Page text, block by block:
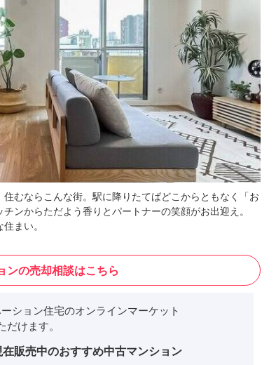
むならこんな街。駅に降りたてばどこからともなく「お
ンからただよう香りとパートナーの笑顔がお出迎え。
まい。
ンの売却相談はこちら
ション住宅のオンラインマーケット
だけます。
在販売中のおすすめ中古マンション